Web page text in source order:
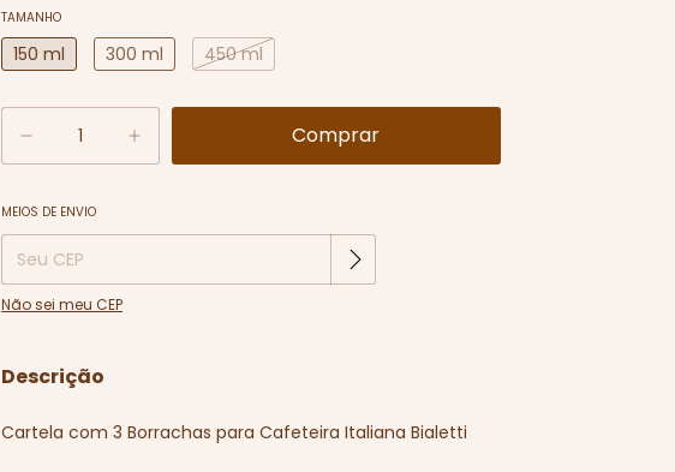
TAMANHO
150 ml 300 ml 450 ml
Entregas para o CEP:
MEIOS DE ENVIO
Não sei meu CEP
Descrição
Cartela com 3 Borrachas para Cafeteira Italiana Bialetti